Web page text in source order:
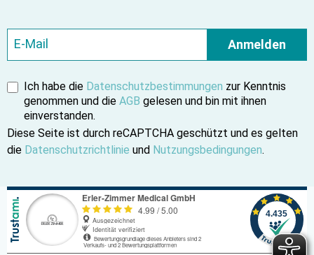
Anmelden
Ich habe die Datenschutzbestimmungen zur Kenntnis
genommen und die AGB gelesen und bin mit ihnen
einverstanden.
Diese Seite ist durch reCAPTCHA geschützt und es gelten
die Datenschutzrichtlinie und Nutzungsbedingungen.